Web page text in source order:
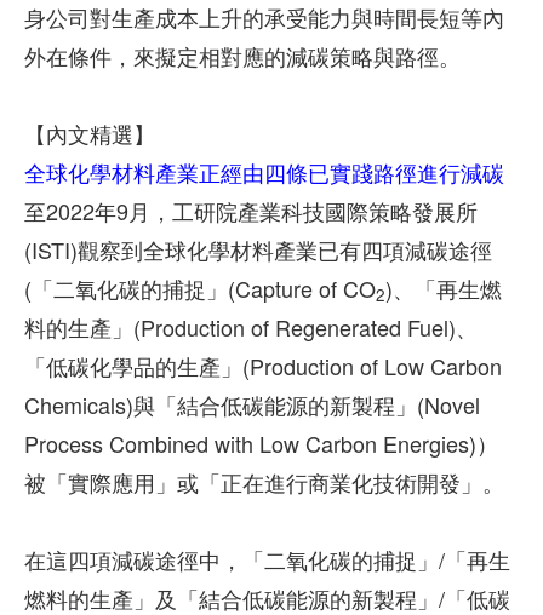
身公司對生產成本上升的承受能力與時間長短等內
外在條件，來擬定相對應的減碳策略與路徑。
【內文精選】
全球化學材料產業正經由四條已實踐路徑進行減碳
至2022年9月，工研院產業科技國際策略發展所
(ISTI)觀察到全球化學材料產業已有四項減碳途徑
(「二氧化碳的捕捉」(Capture of CO2)、「再生燃
料的生產」(Production of Regenerated Fuel)、
「低碳化學品的生產」(Production of Low Carbon
Chemicals)與「結合低碳能源的新製程」(Novel
Process Combined with Low Carbon Energies)）
被「實際應用」或「正在進行商業化技術開發」。
在這四項減碳途徑中，「二氧化碳的捕捉」/「再生
燃料的生產」及「結合低碳能源的新製程」/「低碳